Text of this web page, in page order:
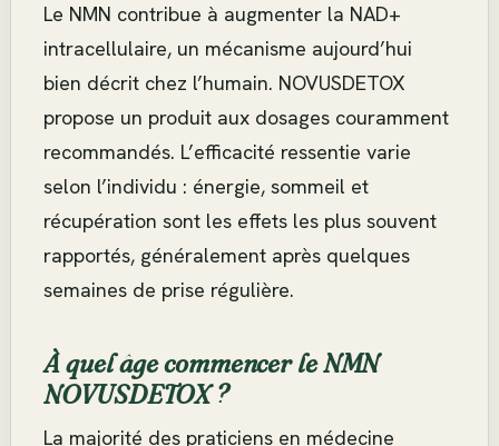
Le NMN contribue à augmenter la NAD+
intracellulaire, un mécanisme aujourd’hui
bien décrit chez l’humain. NOVUSDETOX
propose un produit aux dosages couramment
recommandés. L’efficacité ressentie varie
selon l’individu : énergie, sommeil et
récupération sont les effets les plus souvent
rapportés, généralement après quelques
semaines de prise régulière.
À quel âge commencer le NMN
NOVUSDETOX ?
La majorité des praticiens en médecine